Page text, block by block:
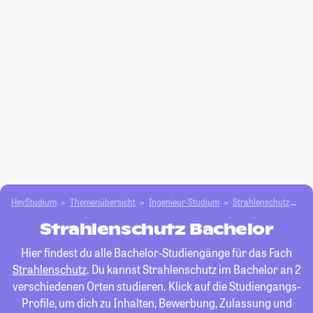
HeyStudium Themenübersicht Ingenieur-Studium Strahlenschutz
Strahlenschutz Bachelor
Hier findest du alle Bachelor-Studiengänge für das Fach
Strahlenschutz. Du kannst Strahlenschutz im Bachelor an 2
verschiedenen Orten studieren. Klick auf die Studiengangs-
Profile, um dich zu Inhalten, Bewerbung, Zulassung und